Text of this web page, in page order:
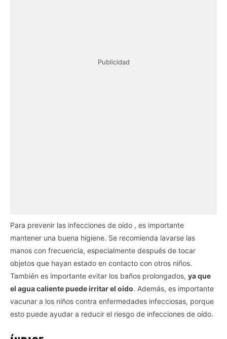
Publicidad
Para prevenir las infecciones de oído , es importante
mantener una buena higiene. Se recomienda lavarse las
manos con frecuencia, especialmente después de tocar
objetos que hayan estado en contacto con otros niños.
También es importante evitar los baños prolongados, ya que
el agua caliente puede irritar el oído. Además, es importante
vacunar a los niños contra enfermedades infecciosas, porque
esto puede ayudar a reducir el riesgo de infecciones de oído.